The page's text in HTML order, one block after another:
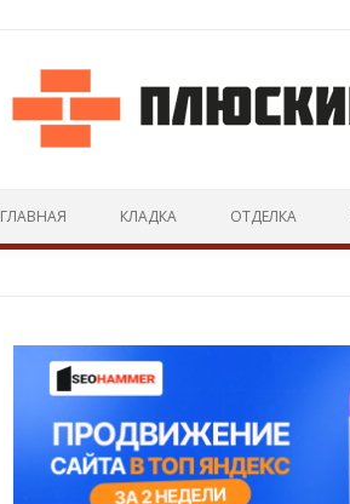
ГЛАВНАЯ КЛАДКА ОТДЕЛКА